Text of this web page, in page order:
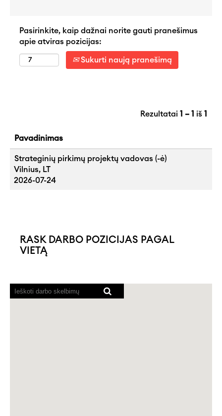
Pasirinkite, kaip dažnai norite gauti pranešimus
apie atviras pozicijas:
Sukurti naują pranešimą
Rezultatai 1 – 1 iš 1
Pavadinimas
Strateginių pirkimų projektų vadovas (-ė)
Vilnius, LT
2026-07-24
RASK DARBO POZICIJAS PAGAL
VIETĄ
Ekrano
skaitytuvams